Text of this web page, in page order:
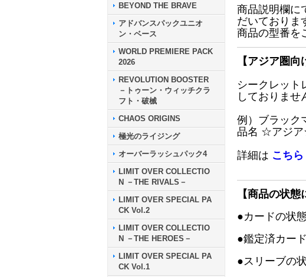
BEYOND THE BRAVE
アドバンスパックユニオ
ン・ベース
WORLD PREMIERE PACK
2026
REVOLUTION BOOSTER
－トゥーン・ウィッチクラ
フト・破械
CHAOS ORIGINS
極光のライジング
オーバーラッシュパック4
LIMIT OVER COLLECTIO
N －THE RIVALS－
LIMIT OVER SPECIAL PA
CK Vol.2
LIMIT OVER COLLECTIO
N －THE HEROES－
LIMIT OVER SPECIAL PA
CK Vol.1
商品説明欄に
だいておりま
商品の型番を
【アジア圏
シークレット
しておりませ
例）ブラック
品名 ☆アジア
詳細は こちら
【商品の状態
●カードの状
●鑑定済カー
●スリーブの